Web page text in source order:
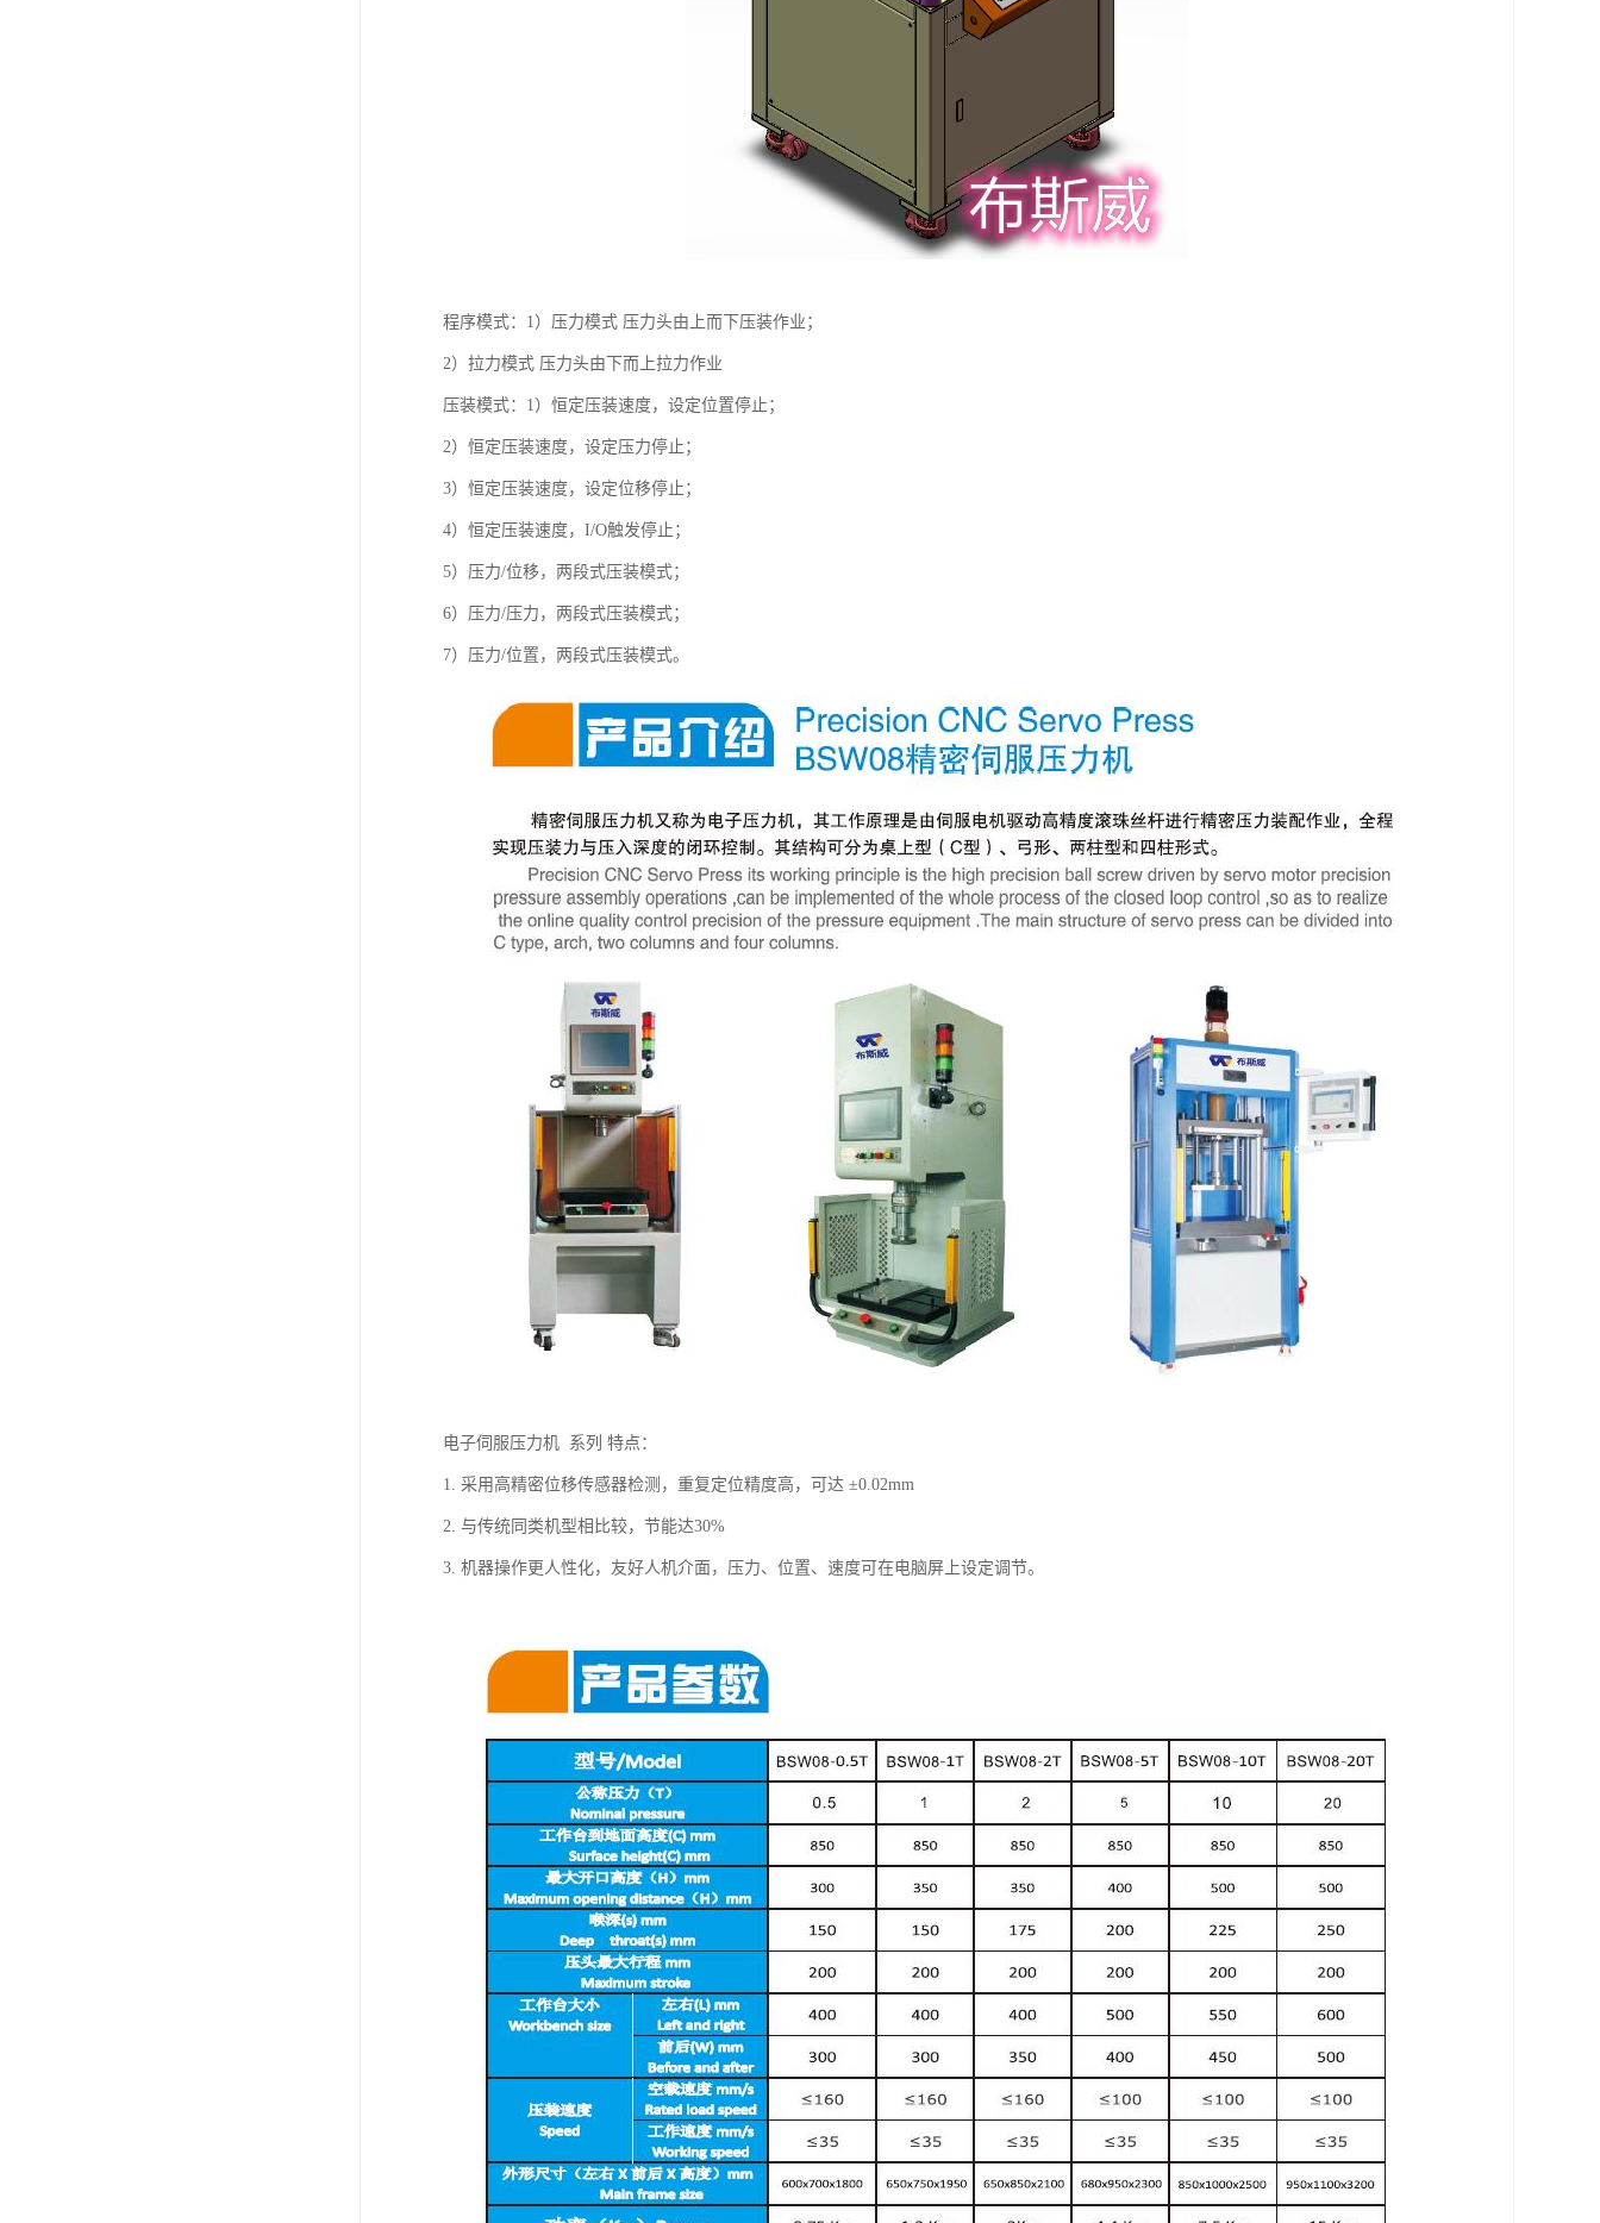
程序模式：1）压力模式 压力头由上而下压装作业；
2）拉力模式 压力头由下而上拉力作业
压装模式：1）恒定压装速度，设定位置停止；
2）恒定压装速度，设定压力停止；
3）恒定压装速度，设定位移停止；
4）恒定压装速度，I/O触发停止；
5）压力/位移，两段式压装模式；
6）压力/压力，两段式压装模式；
7）压力/位置，两段式压装模式。
电子伺服压力机 系列 特点：
1. 采用高精密位移传感器检测，重复定位精度高，可达 ±0.02mm
2. 与传统同类机型相比较，节能达30%
3. 机器操作更人性化，友好人机介面，压力、位置、速度可在电脑屏上设定调节。